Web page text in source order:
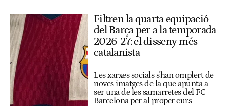
Filtren la quarta equipació
del Barça per a la temporada
2026-27: el disseny més
catalanista
Les xarxes socials s'han omplert de
noves imatges de la que apunta a
ser una de les samarretes del FC
Barcelona per al proper curs